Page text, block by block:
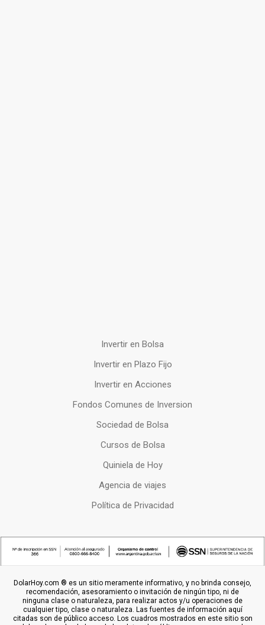
Invertir en Bolsa
Invertir en Plazo Fijo
Invertir en Acciones
Fondos Comunes de Inversion
Sociedad de Bolsa
Cursos de Bolsa
Quiniela de Hoy
Agencia de viajes
Política de Privacidad
DolarHoy.com ® es un sitio meramente informativo, y no brinda consejo,
recomendación, asesoramiento o invitación de ningún tipo, ni de
ninguna clase o naturaleza, para realizar actos y/u operaciones de
cualquier tipo, clase o naturaleza. Las fuentes de información aquí
citadas son de público acceso. Los cuadros mostrados en este sitio son